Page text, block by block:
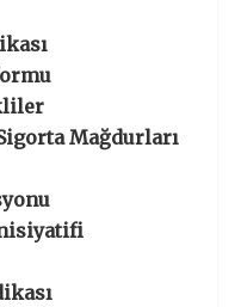
Mağdurları